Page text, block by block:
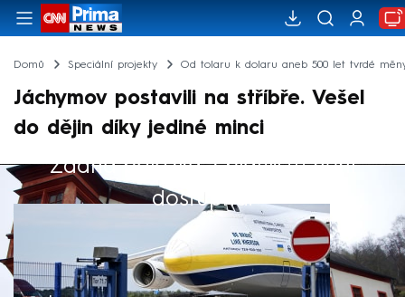
Domů Speciální projekty Od tolaru k dolaru aneb 500 let tvrdé
Jáchymov postavili na stříbře. Vešel
do dějin díky jediné minci
Žádná položka z playlistu není
dostupná.
Výběr redakce